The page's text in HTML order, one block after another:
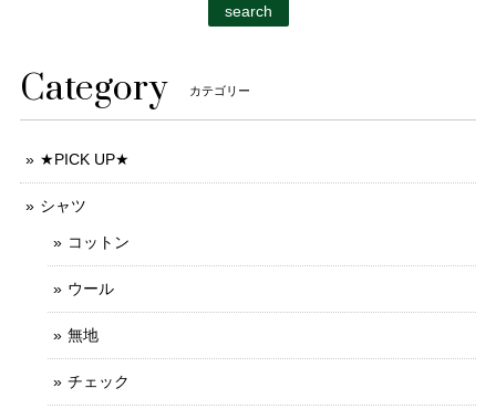
search
Category カテゴリー
★PICK UP★
シャツ
コットン
ウール
無地
チェック